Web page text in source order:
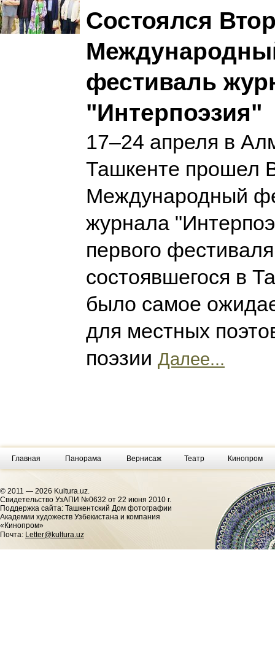
Состоялся
фестиваль
"Интерпоэзия"
17–24 апреля в
Ташкенте прошел
Международный
журнала
первого
состоявшегося в
было самое
для местных
поэзии Далее...
Главная Панорама Вернисаж Театр Кинопром
© 2011 — 2026 Kultura.uz.
Cвидетельство УзАПИ №0632 от 22 июня 2010 г.
Поддержка сайта: Ташкентский Дом фотографии
Академии художеств Узбекистана и компания
«Кинопром»
Почта: Letter@kultura.uz